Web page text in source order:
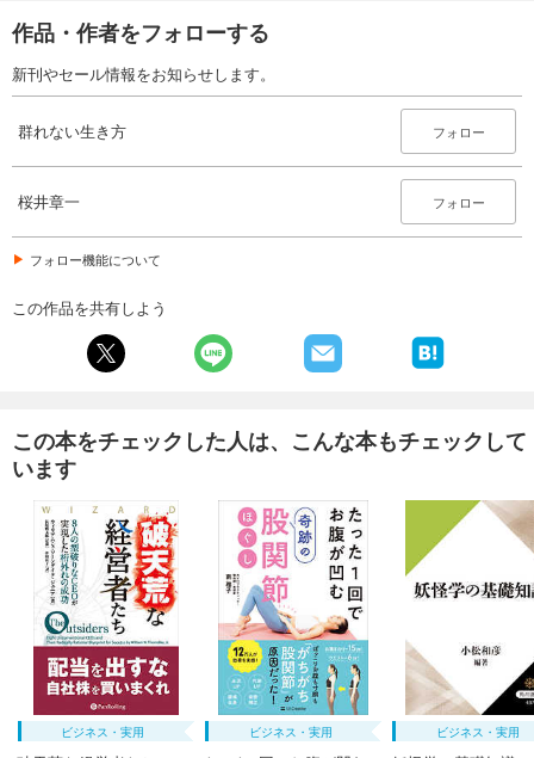
作品・作者をフォローする
新刊やセール情報をお知らせします。
群れない生き方 フォロー
桜井章一 フォロー
フォロー機能について
この作品を共有しよう
この本をチェックした人は、こんな本もチェックして
います
ビジネス・実用 ビジネス・実用 ビジネス・実用